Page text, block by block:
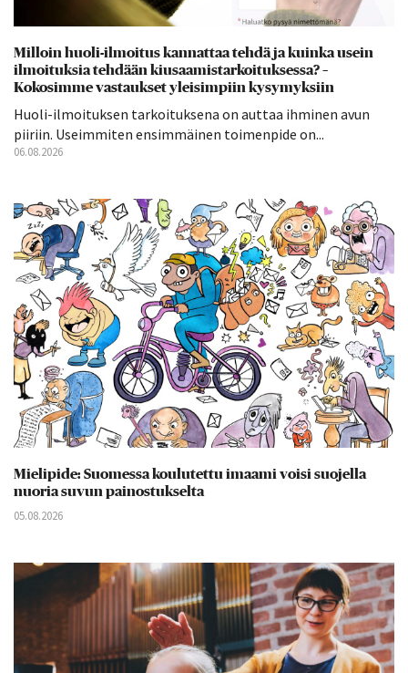
Milloin huoli-ilmoitus kannattaa tehdä ja kuinka usein
ilmoituksia tehdään kiusaamistarkoituksessa? –
Kokosimme vastaukset yleisimpiin kysymyksiin
Huoli-ilmoituksen tarkoituksena on auttaa ihminen avun
piiriin. Useimmiten ensimmäinen toimenpide on...
06.08.2026
Mielipide: Suomessa koulutettu imaami voisi suojella
nuoria suvun painostukselta
05.08.2026